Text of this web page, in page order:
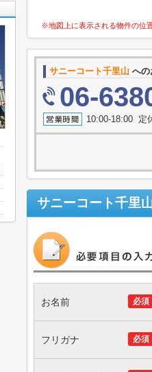
※地図上に表示される物件の位
サニーコート千里山 へ
06-
10:00-18:00 定
サニーコート千里
必須
お名前
必須
フリガナ